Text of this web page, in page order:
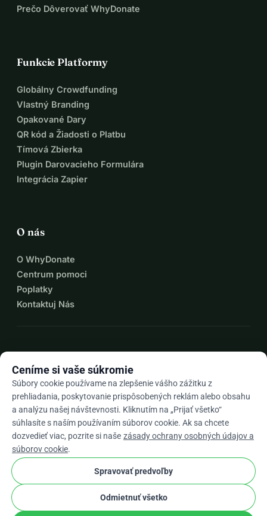
Prečo Dôverovať WhyDonate
Funkcie Platformy
Globálny Crowdfunding
Vlastný Branding
Opakované Dary
QR kód a Žiadosti o Platbu
Tímová Zbierka
Plugin Darovacieho Formulára
Integrácia Zapier
O nás
O WhyDonate
Centrum pomoci
Poplatky
Kontaktuj Nás
Skarrow_drop_down
★★★★★4,9 / 5 na základe 500+ recenzií
WhyDonate
Súkromie a cookies
Obchodné podmienky
Ceníme si vaše súkromie
Súbory cookie používame na zlepšenie vášho zážitku z
prehliadania, poskytovanie prispôsobených reklám alebo obsahu
a analýzu našej návštevnosti. Kliknutím na „Prijať všetko“
súhlasíte s naším používaním súborov cookie. Ak sa chcete
dozvedieť viac, pozrite si naše zásady ochrany osobných údajov a
súborov cookie.
Spravovať predvoľby
Odmietnuť všetko